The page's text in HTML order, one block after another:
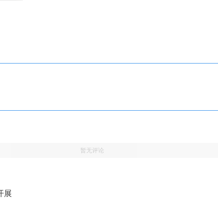
暂无评论
展